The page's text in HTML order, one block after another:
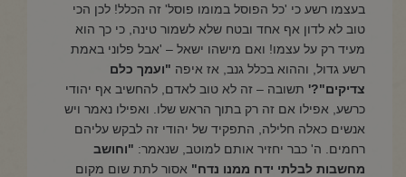
בעצמו רשע כי 'כל הפוסל במומו פוסל' זה הכלל! לכן הכי
טוב לא לדון אף אחד ובטח שלא לשמור טינה, כי כך הוא
מעיד רק על עצמו! ואם מישהו ישאל – 'אבל פלוני באמת
רשע גדול, וההוא בכלל גנב, אז איפה "ועמך כלם
צדיקים"?' תשובה – זה לא טוב לאדם, להחשיב אף יהודי
כרשע, אפילו אם זה רק בתוך הראש שלו. ואפילו נאמר ויש
אנשים כאלה חלילה, התפקיד של יהודי זה לבקש עליהם
רחמים. ה' כבר יחזיר אותם למוטב, שנאמר: "וחושב
מחשבות לבלתי ידח ממנו נדח" אסור לתת שום מקום